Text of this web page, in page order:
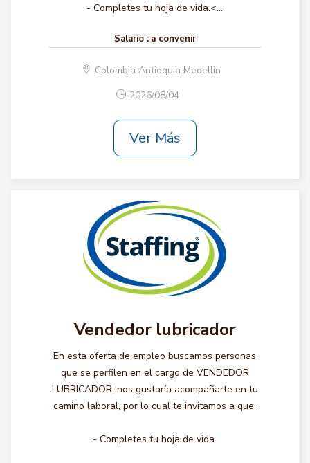
- Completes tu hoja de vida.<...
Salario : a convenir
Colombia Antioquia Medellin
2026/08/04
Ver Más
Vendedor lubricador
En esta oferta de empleo buscamos personas
que se perfilen en el cargo de VENDEDOR
LUBRICADOR, nos gustaría acompañarte en tu
camino laboral, por lo cual te invitamos a que:
- Completes tu hoja de vida.